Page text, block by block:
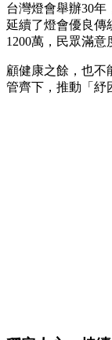
台灣燈會舉辦30
延續了燈會優良傳
1200萬，民眾滿意
顧健康之餘，也不
管齊下，推動「紓